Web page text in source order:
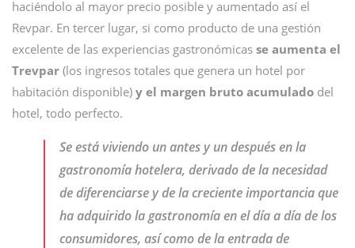
haciéndolo al mayor precio posible y aumentado así el
Revpar. En tercer lugar, si como producto de una gestión
excelente de las experiencias gastronómicas se aumenta el
Trevpar (los ingresos totales que genera un hotel por
habitación disponible) y el margen bruto acumulado del
hotel, todo perfecto.
Se está viviendo un antes y un después en la
gastronomía hotelera, derivado de la necesidad
de diferenciarse y de la creciente importancia que
ha adquirido la gastronomía en el día a día de los
consumidores, así como de la entrada de